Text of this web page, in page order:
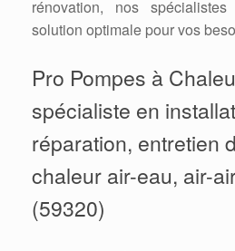
rénovation, nos
solution optimale pour vos
Pro Pompes à
spécialiste en
réparation, entretien
chaleur air-eau, air-
(59320)